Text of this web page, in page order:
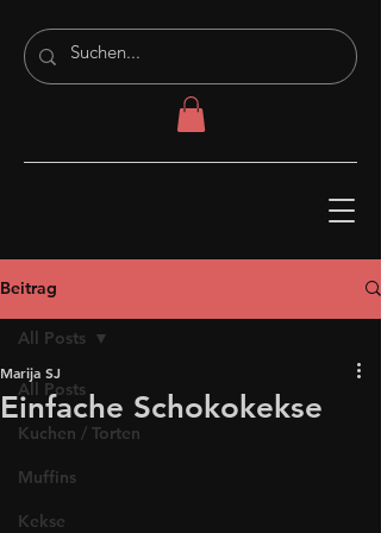
Beitrag
All Posts
Kuchen / Torten
Muffins
Kekse
All Posts
Einfache Schokokekse
Marija SJ